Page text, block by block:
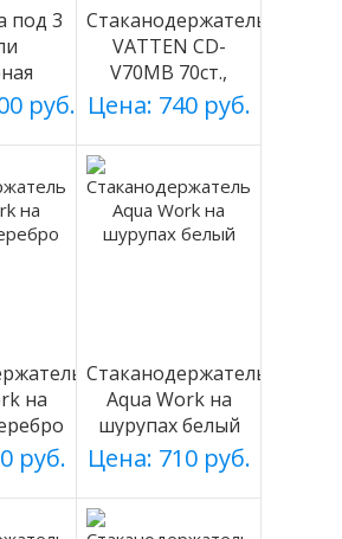
под 3
руб.
Стаканодержатель
VATTEN CD-
V70MB 70ст.,
черный, магнит.
Цена: 740 руб.
на
руб.
Стаканодержатель
Aqua Work на
шурупах белый
Цена: 710 руб.